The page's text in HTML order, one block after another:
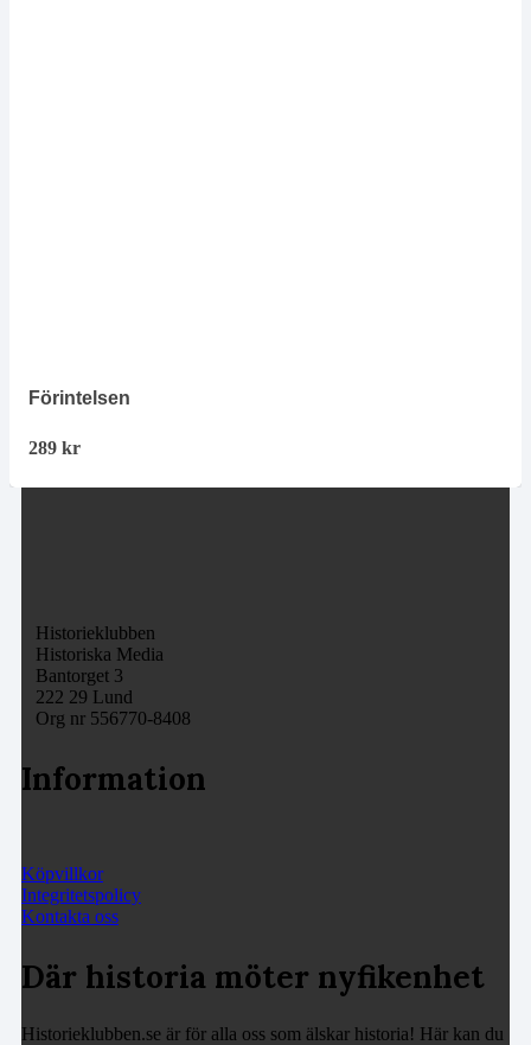
Förintelsen
289 kr
Historieklubben
Historiska Media
Bantorget 3
222 29 Lund
Org nr 556770-8408
Information
Köpvillkor
Integritetspolicy
Kontakta oss
Där historia möter nyfikenhet
Historieklubben.se är för alla oss som älskar historia! Här kan du